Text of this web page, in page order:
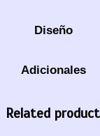
Diseño
Adicionales
Related